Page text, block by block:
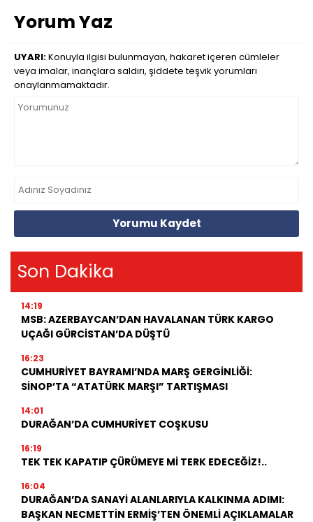
Yorum Yaz
UYARI:Konuyla ilgisi bulunmayan, hakaret içeren cümleler
veya imalar, inançlara saldırı, şiddete teşvik yorumları
onaylanmamaktadır.
Yorumu Kaydet
Son Dakika
14:19
MSB: AZERBAYCAN’DAN HAVALANAN TÜRK KARGO
UÇAĞI GÜRCİSTAN’DA DÜŞTÜ
16:23
CUMHURİYET BAYRAMI’NDA MARŞ GERGİNLİĞİ:
SİNOP’TA “ATATÜRK MARŞI” TARTIŞMASI
14:01
DURAĞAN’DA CUMHURİYET COŞKUSU
16:19
TEK TEK KAPATIP ÇÜRÜMEYE Mİ TERK EDECEĞİZ!..
16:04
DURAĞAN’DA SANAYİ ALANLARIYLA KALKINMA ADIMI:
BAŞKAN NECMETTİN ERMİŞ’TEN ÖNEMLİ AÇIKLAMALAR